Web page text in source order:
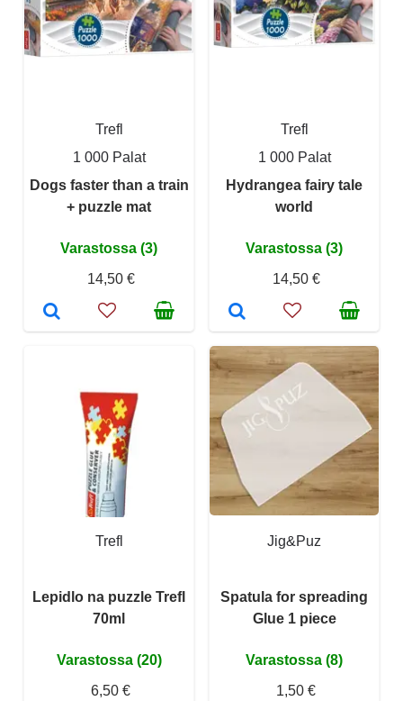
Trefl
1 000 Palat
Dogs faster than a train
+ puzzle mat
Varastossa (3)
14,50 €
Trefl
1 000 Palat
Hydrangea fairy tale
world
Varastossa (3)
14,50 €
Trefl
Lepidlo na puzzle Trefl
70ml
Varastossa (20)
6,50 €
Jig&Puz
Spatula for spreading
Glue 1 piece
Varastossa (8)
1,50 €